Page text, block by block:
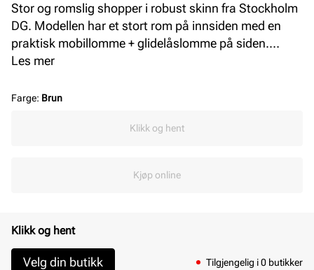
Stor og romslig shopper i robust skinn fra Stockholm
DG. Modellen har et stort rom på innsiden med en
praktisk mobillomme + glidelåslomme på siden.
Behagelige skulderremmer som sitter godt på
magnetknapp på toppen. Den lekre lille lommeboken
meste. L = 40 cm H = 30 cm B = 15 cm.
Les mer
Farge: Brun
Klikk og hent
Kjøp online
Klikk og hent
Velg din butikk Tilgjengelig i 0 butikker